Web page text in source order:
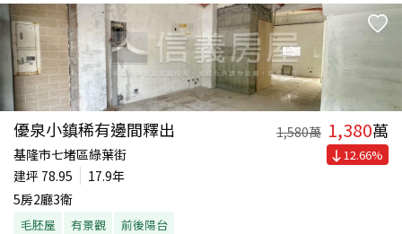
優泉小鎮稀有邊間釋出 1,580萬 1,380萬
基隆市七堵區綠葉街
建坪 78.95
17.9年
5房2廳3衛
毛胚屋 有景觀 前後陽台
12.66%